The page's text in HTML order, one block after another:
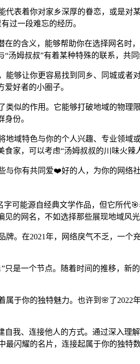
表着你对家乡深厚的眷恋，或是对
过一段难忘的经历。
的含义，能够帮助你在选择网名时
姆叔叔”有着某种特殊的联系，共
够让你更容易找到同乡、同城或者
好者的小圈子。
似的作用。它能够打破地域的物理
份。
域特色与你的个人兴趣、专业领域
家，可以考虑“汤姆叔叔的川味火辣
你有共同爱❤️好的人，为你的网络
可能源自经典文学作品，但它所代
的网名，不如选择那些展现地域风
。在2021年，网络戾气不乏，一个
是一个节点。随着时间的推移，新
于你的独特魅力。也许到🌸了2022
我、连接他人的方式。通过深入理
闪耀的名片，连接起属于你的独特数